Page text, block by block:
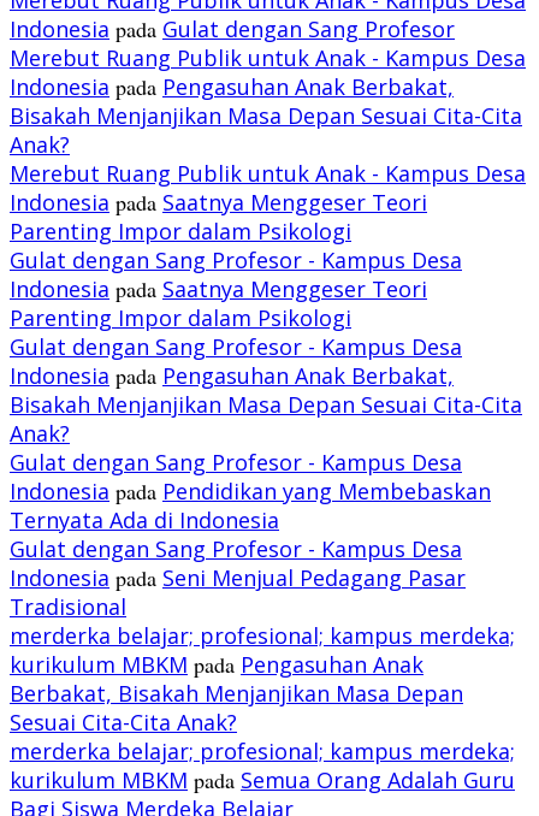
Indonesia pada Gulat dengan Sang Profesor
Merebut Ruang Publik untuk Anak - Kampus Desa
Indonesia pada Pengasuhan Anak Berbakat,
Bisakah Menjanjikan Masa Depan Sesuai Cita-Cita
Anak?
Merebut Ruang Publik untuk Anak - Kampus Desa
Indonesia pada Saatnya Menggeser Teori
Parenting Impor dalam Psikologi
Gulat dengan Sang Profesor - Kampus Desa
Indonesia pada Saatnya Menggeser Teori
Parenting Impor dalam Psikologi
Gulat dengan Sang Profesor - Kampus Desa
Indonesia pada Pengasuhan Anak Berbakat,
Bisakah Menjanjikan Masa Depan Sesuai Cita-Cita
Anak?
Gulat dengan Sang Profesor - Kampus Desa
Indonesia pada Pendidikan yang Membebaskan
Ternyata Ada di Indonesia
Gulat dengan Sang Profesor - Kampus Desa
Indonesia pada Seni Menjual Pedagang Pasar
Tradisional
merderka belajar; profesional; kampus merdeka;
kurikulum MBKM pada Pengasuhan Anak
Berbakat, Bisakah Menjanjikan Masa Depan
Sesuai Cita-Cita Anak?
merderka belajar; profesional; kampus merdeka;
kurikulum MBKM pada Semua Orang Adalah Guru
Bagi Siswa Merdeka Belajar